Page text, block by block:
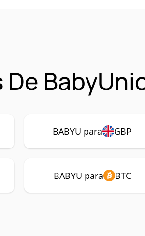
BABYU para GBP
BABYU para BTC